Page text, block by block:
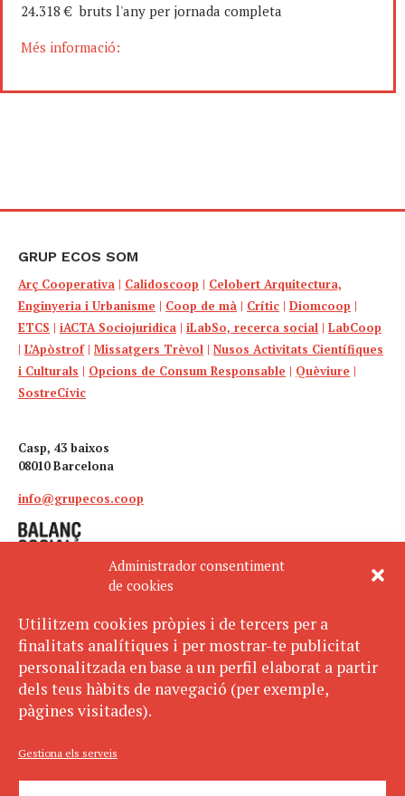
Administrador consentiment
de cookies
Utilitzem cookies pròpies i de tercers per a
finalitats analítiques i per mostrar-te publicitat
personalitzada en base a un perfil elaborat a partir
dels teus hàbits de navegació (per exemple,
pàgines visitades).
Gestiona els serveis
24.318 € bruts l'any per jornada completa
Més informació:
GRUP ECOS SOM
Arç Cooperativa | Calidoscoop | Celobert Arquitectura,
Enginyeria i Urbanisme | Coop de mà | Crític | Diomcoop |
ETCS | iACTA Sociojuridica | iLabSo, recerca social | LabCoop
| L’Apòstrof| Missatgers Trèvol | Nusos Activitats Científiques
i Culturals | Opcions de Consum Responsable | Quèviure |
SostreCívic
Casp, 43 baixos
08010 Barcelona
info@grupecos.coop
Avís legal
Política de privacitat
Política de cookies
SUBSCRIU-TE
AL BUTLLETÍ